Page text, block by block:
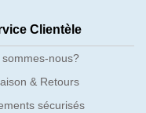
Clientèle
sommes-nous?
& Retours
sécurisés